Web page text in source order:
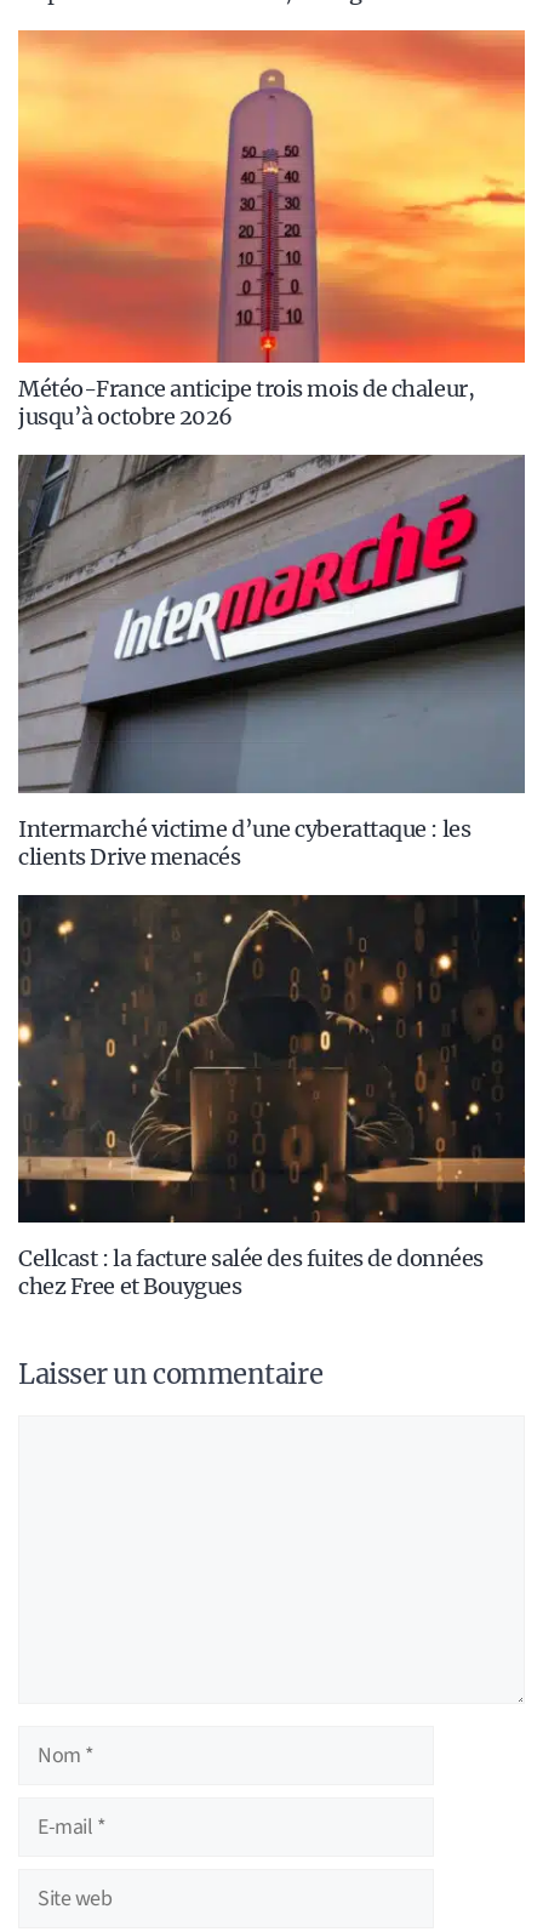
Météo-France anticipe trois mois de chaleur,
jusqu’à octobre 2026
Intermarché victime d’une cyberattaque : les
clients Drive menacés
Cellcast : la facture salée des fuites de données
chez Free et Bouygues
Laisser un commentaire
Nom
Site